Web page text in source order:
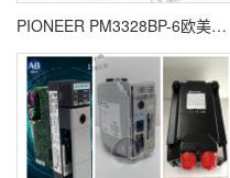
PIONEER PM3328BP-6欧美进口 全新原装 质保一年